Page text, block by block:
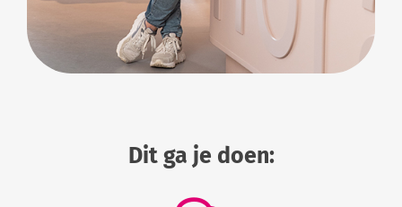
Dit ga je doen: